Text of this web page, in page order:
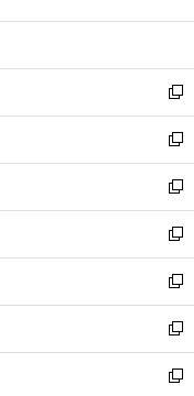
開
ウ
開
く
ン
ウ
で
開
く
ウ
ン
ド
ウ
で
開
く
新
し
い
ウ
ィ
ン
ド
ウ
で
開
く
新
し
い
ウ
ィ
ン
ド
ウ
で
開
く
新
し
い
ウ
ィ
ン
ド
ウ
で
新
し
い
ウ
ィ
ン
ド
新
し
い
ウ
ィ
新
し
い
新